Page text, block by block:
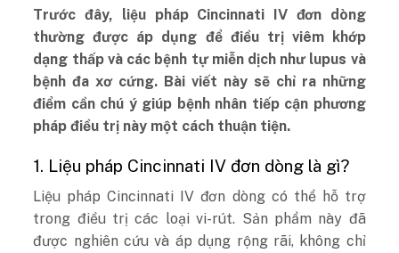
Trước đây, liệu pháp Cincinnati IV đơn dòng
thường được áp dụng để điều trị viêm khớp
dạng thấp và các bệnh tự miễn dịch như lupus và
bệnh đa xơ cứng. Bài viết này sẽ chỉ ra những
điểm cần chú ý giúp bệnh nhân tiếp cận phương
pháp điều trị này một cách thuận tiện.
1. Liệu pháp Cincinnati IV đơn dòng là gì?
Liệu pháp Cincinnati IV đơn dòng có thể hỗ trợ
trong điều trị các loại vi-rút. Sản phẩm này đã
được nghiên cứu và áp dụng rộng rãi, không chỉ